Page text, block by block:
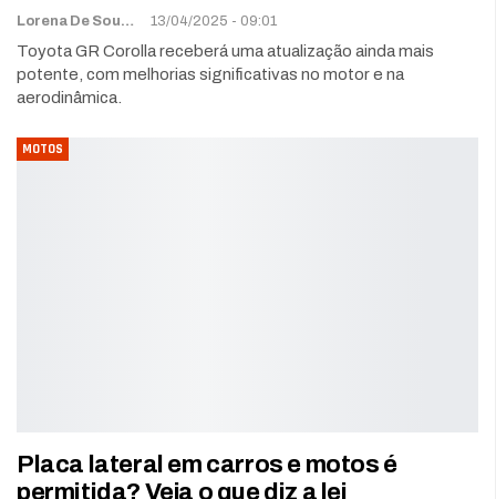
Lorena De Sousa 13/04/2025 - 09:01
Toyota GR Corolla receberá uma atualização ainda mais
potente, com melhorias significativas no motor e na
aerodinâmica.
MOTOS
Placa lateral em carros e motos é
permitida? Veja o que diz a lei